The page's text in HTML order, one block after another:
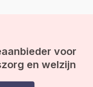
voor
en welzijn